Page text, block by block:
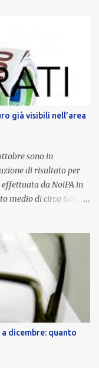
in linea con la
maggiore tutela e
per i docenti
della
in maniera stabile lo
né un
di retribuzione,
già visibili nell’area
sono in
di risultato per
effettuata da NoiPA in
medio di circa 6.000
risultato La
variabile dello
per valorizzare
risorse e il
dell’Istruzione
2024, il MIM ha
i dati a NoiPA,
in busta paga . Gli
riconosciuto è di 6....
dicembre: quanto